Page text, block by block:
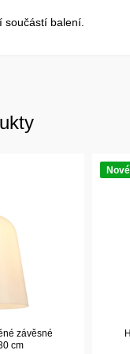
součástí balení.
závěsné
cm
Nové